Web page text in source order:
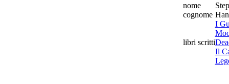
nome
cognome
libri scritti
I
Il